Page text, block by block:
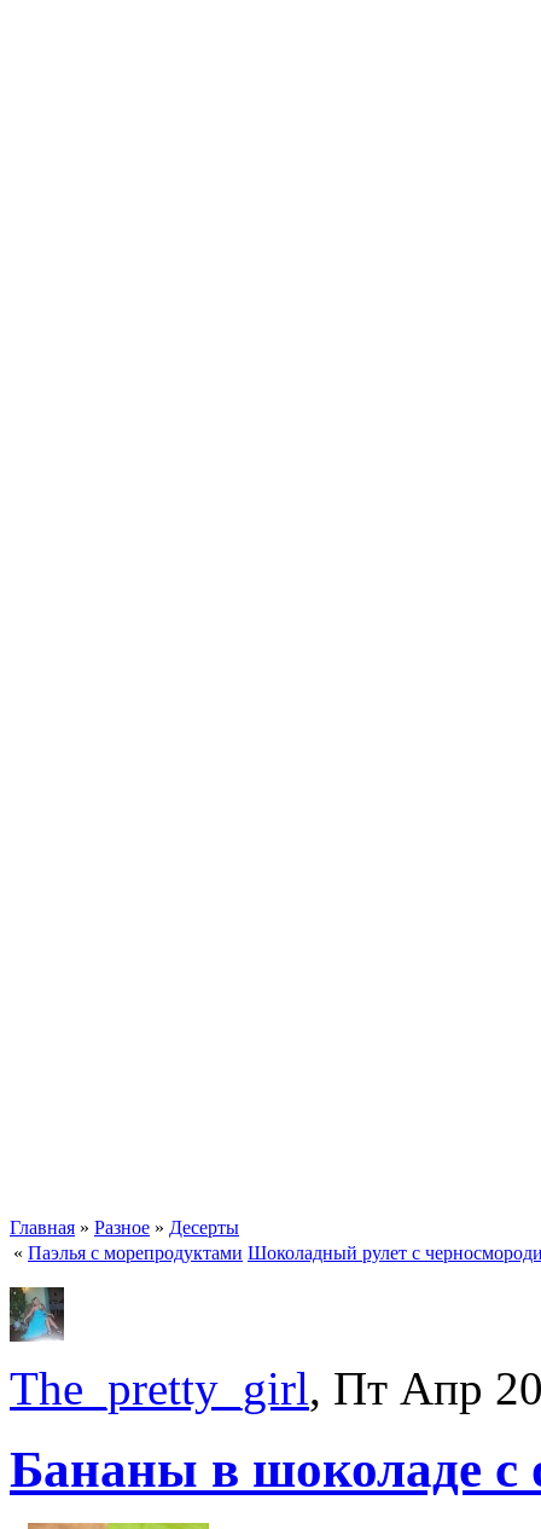
Главная » Разное » Десерты
« Паэлья с морепродуктами Шоколадный рулет с
The_pretty_girl, Пт Апр
Бананы в шоколаде с